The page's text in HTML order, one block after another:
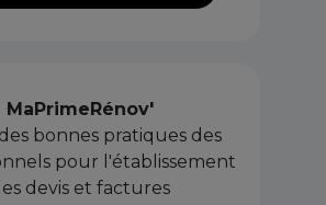
MaPrimeRénov'
bonnes pratiques des
pour l'établissement
devis et factures